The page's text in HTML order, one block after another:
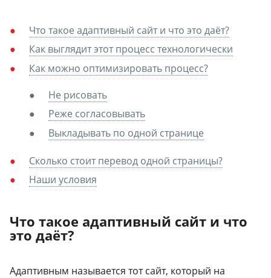
Что такое адаптивный сайт и что это даёт?
Как выглядит этот процесс технологически
Как можно оптимизировать процесс?
Не рисовать
Реже согласовывать
Выкладывать по одной странице
Сколько стоит перевод одной страницы?
Наши условия
Что такое адаптивный сайт и что
это даёт?
Адаптивным называется тот сайт, который на